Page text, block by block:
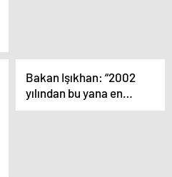
Bakan Işıkhan: “2002
yılından bu yana en
yüksek istihdam